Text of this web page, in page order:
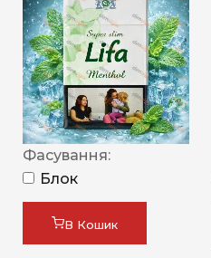
Фасування:
Блок
В Кошик